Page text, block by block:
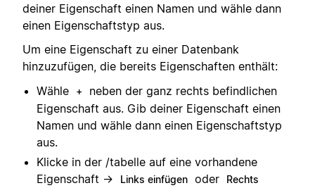
deiner Eigenschaft einen Namen und wähle dann
einen Eigenschaftstyp aus.
Um eine Eigenschaft zu einer Datenbank
hinzuzufügen, die bereits Eigenschaften enthält:
Wähle
+
neben der ganz rechts befindlichen
Eigenschaft aus. Gib deiner Eigenschaft einen
Namen und wähle dann einen Eigenschaftstyp
aus.
Klicke in der /tabelle auf eine vorhandene
Eigenschaft →
Links einfügen oder
Rechts